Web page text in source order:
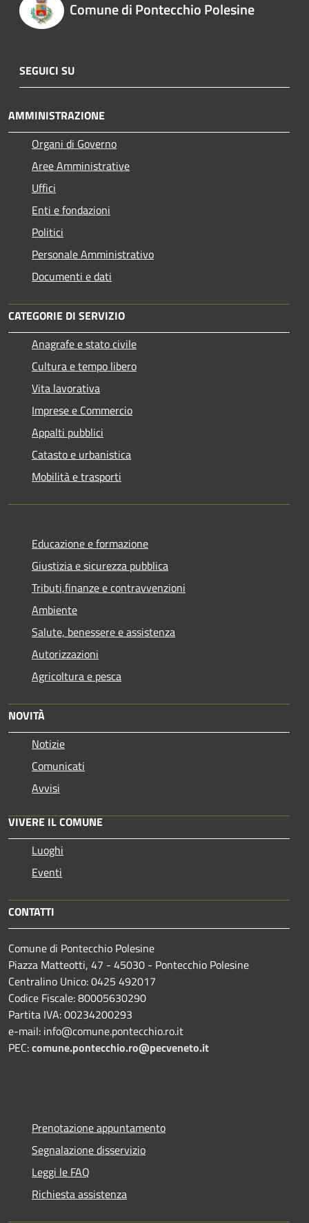
Comune di Pontecchio Polesine
SEGUICI SU
AMMINISTRAZIONE
Organi di Governo
Aree Amministrative
Uffici
Enti e fondazioni
Politici
Personale Amministrativo
Documenti e dati
CATEGORIE DI SERVIZIO
Anagrafe e stato civile
Cultura e tempo libero
Vita lavorativa
Imprese e Commercio
Appalti pubblici
Catasto e urbanistica
Mobilità e trasporti
Educazione e formazione
Giustizia e sicurezza pubblica
Tributi,finanze e contravvenzioni
Ambiente
Salute, benessere e assistenza
Autorizzazioni
Agricoltura e pesca
NOVITÀ
Notizie
Comunicati
Avvisi
VIVERE IL COMUNE
Luoghi
Eventi
CONTATTI
Comune di Pontecchio Polesine
Piazza Matteotti, 47 - 45030 - Pontecchio Polesine
Centralino Unico: 0425 492017
Codice Fiscale: 80005630290
Partita IVA: 00234200293
e-mail: info@comune.pontecchio.ro.it
PEC:comune.pontecchio.ro@pecveneto.it
Prenotazione appuntamento
Segnalazione disservizio
Leggi le FAQ
Richiesta assistenza